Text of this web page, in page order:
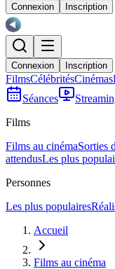
Connexion Inscription
Connexion Inscription
FilmsCélébritésCinémas
Séances
Films
Films au cinémaSorties
attendusLes plus
Personnes
Les plus populaires
Accueil
Films au cinéma